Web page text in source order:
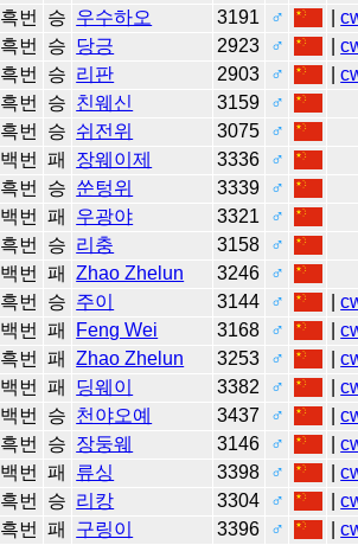
흑번 승 우수하오 3191 ♂ |
흑번 승 당긍 2923 ♂ |
흑번 승 리판 2903 ♂ |
흑번 승 친웨신 3159
♂
흑번 승 쉬전위 3075
♂
백번 패 장웨이제 3336
♂
흑번 승 쑨텅위 3339
♂
백번 패 우광야 3321
♂
흑번 승 리충 3158
♂
백번 패 Zhao Zhelun 3246
♂
흑번 승 주이 3144 ♂ |
백번 패 Feng Wei 3168 ♂ |
흑번 패 Zhao Zhelun 3253 ♂ |
백번 패 딩웨이 3382 ♂ |
백번 승 천야오예 3437 ♂ |
흑번 승 장둥웨 3146 ♂ |
백번 패 류싱 3398 ♂ |
흑번 승 리캉 3304 ♂ |
흑번 패 구링이 3396 ♂ |